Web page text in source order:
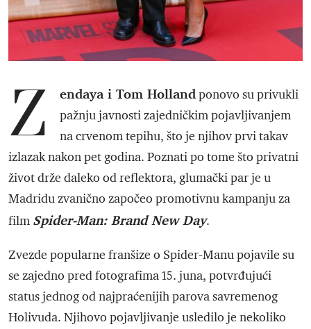
Z endaya i Tom Holland ponovo su privukli
pažnju javnosti zajedničkim pojavljivanjem
na crvenom tepihu, što je njihov prvi takav
izlazak nakon pet godina. Poznati po tome što privatni
život drže daleko od reflektora, glumački par je u
Madridu zvanično započeo promotivnu kampanju za
film Spider-Man: Brand New Day.
Zvezde popularne franšize o Spider-Manu pojavile su
se zajedno pred fotografima 15. juna, potvrđujući
status jednog od najpraćenijih parova savremenog
Holivuda. Njihovo pojavljivanje usledilo je nekoliko